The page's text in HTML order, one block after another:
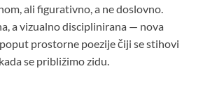
ali figurativno, a ne doslovno.
a vizualno disciplinirana — nova
prostorne poezije čiji se stihovi
se približimo zidu.